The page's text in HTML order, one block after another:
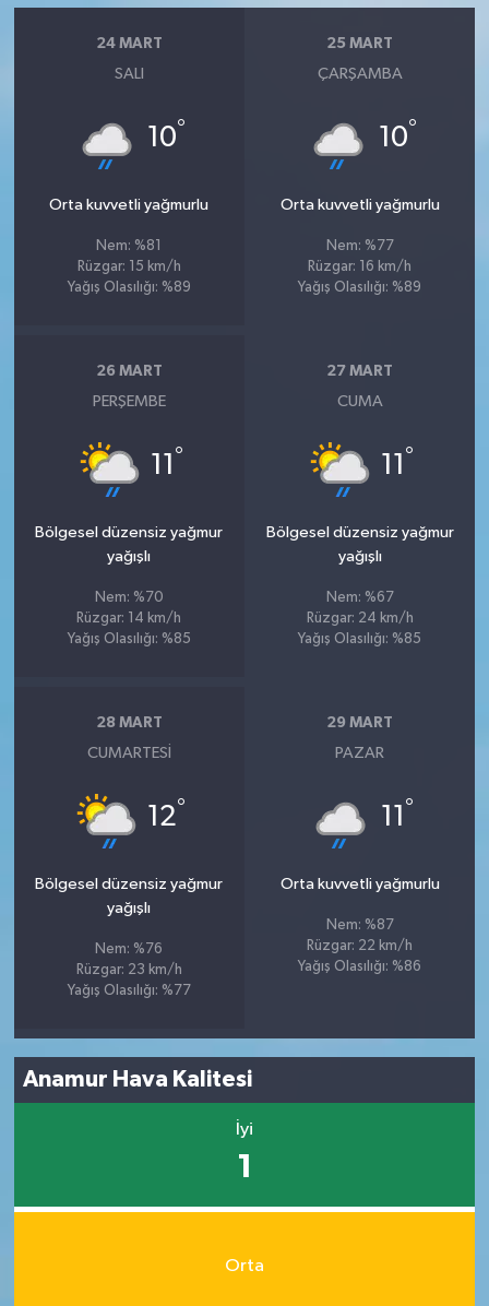
24 MART
SALI
10°
Orta kuvvetli yağmurlu
Nem: %81
Rüzgar: 15 km/h
Yağış Olasılığı: %89
25 MART
ÇARŞAMBA
10°
Orta kuvvetli yağmurlu
Nem: %77
Rüzgar: 16 km/h
Yağış Olasılığı: %89
26 MART
PERŞEMBE
11 °
Bölgesel düzensiz yağmur
yağışlı
Nem: %70
Rüzgar: 14 km/h
Yağış Olasılığı: %85
27 MART
CUMA
11 °
Bölgesel düzensiz yağmur
yağışlı
Nem: %67
Rüzgar: 24 km/h
Yağış Olasılığı: %85
28 MART
CUMARTESI
12°
Bölgesel düzensiz yağmur
yağışlı
Nem: %76
Rüzgar: 23 km/h
Yağış Olasılığı: %77
29 MART
PAZAR
11 °
Orta kuvvetli yağmurlu
Nem: %87
Rüzgar: 22 km/h
Yağış Olasılığı: %86
Anamur Hava Kalitesi
İyi
1
Orta